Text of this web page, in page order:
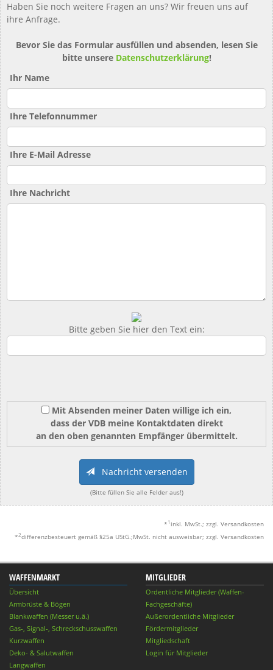
Haben Sie noch weitere Fragen an uns? Wir freuen uns auf
ihre Anfrage.
Bevor Sie das Formular ausfüllen und absenden, lesen Sie
bitte unsere Datenschutzerklärung!
Ihr Name
Ihre Telefonnummer
Ihre E-Mail Adresse
Ihre Nachricht
Bitte geben Sie hier den Text ein:
Mit Absenden meiner Daten willige ich ein,
dass der VDB meine Kontaktdaten direkt
an den oben genannten Empfänger übermittelt.
Nachricht versenden
(Bitte füllen Sie alle Felder aus!)
* 1 inkl. MwSt.; zzgl. Versandkosten
*2differenzbesteuert gemäß §25a UStG.;MwSt. nicht ausweisbar; zzgl. Versandkosten
WAFFENMARKT
Übersicht
Armbrüste & Bögen
Blankwaffen (Messer u.ä.)
Gas-, Signal-, Schreckschusswaffen
Kurzwaffen
Deko- & Salutwaffen
Langwaffen
MITGLIEDER
Ordentliche Mitglieder (Waffen-
Fachgeschäfte)
Außerordentliche Mitglieder
Fördermitglieder
Mitgliedschaft
Login für Mitglieder